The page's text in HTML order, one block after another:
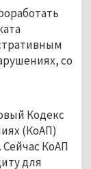
со
Кодекс
(КоАП)
КоАП
для